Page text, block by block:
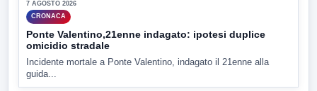
7 AGOSTO 2026
CRONACA
Ponte Valentino,21enne indagato: ipotesi duplice
omicidio stradale
Incidente mortale a Ponte Valentino, indagato il 21enne alla
guida...